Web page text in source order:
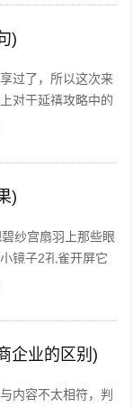
)
过了，所以这次来
对于延禧攻略中的
意，非常符合历史
)
纱宫扇羽上那些眼
镜子2孔雀开屏它
但我呢，但其他人
企业的区别)
内容不太相符，判